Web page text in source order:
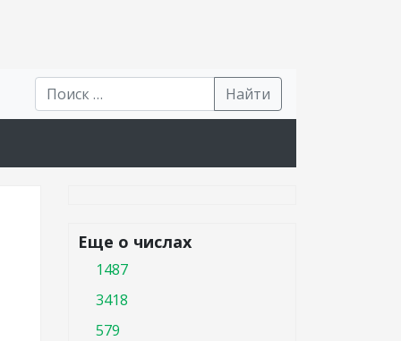
Найти
Еще о числах
1487
3418
579